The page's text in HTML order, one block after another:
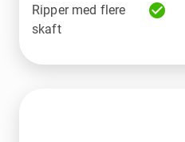
Ripper med flere
skaft
check_circle